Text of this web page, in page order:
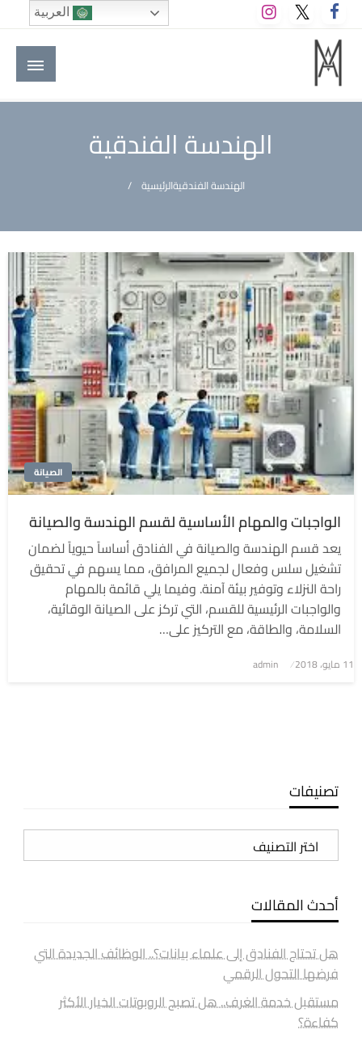
التخطي
إلى
المحتوى
M A hotels | إم ايه هوتيلز
الموقع الأول للعاملين في الفنادق في العالم العربي
الهندسة الفندقية
الرئيسيةالهندسة الفندقية
الصيانة
الواجبات والمهام الأساسية لقسم الهندسة والصيانة
يعد قسم الهندسة والصيانة في الفنادق أساساً حيوياً لضمان
تشغيل سلس وفعال لجميع المرافق، مما يسهم في تحقيق
راحة النزلاء وتوفير بيئة آمنة. وفيما يلي قائمة بالمهام
والواجبات الرئيسية للقسم، التي تركز على الصيانة الوقائية،
السلامة، والطاقة، مع التركيز على…
نُشر
11 مايو، 2018 admin
تصنيفات
تصنيفات
أحدث المقالات
هل تحتاج الفنادق إلى علماء بيانات؟.. الوظائف الجديدة التي
فرضها التحول الرقمي
مستقبل خدمة الغرف.. هل تصبح الروبوتات الخيار الأكثر
كفاءة؟
العربية